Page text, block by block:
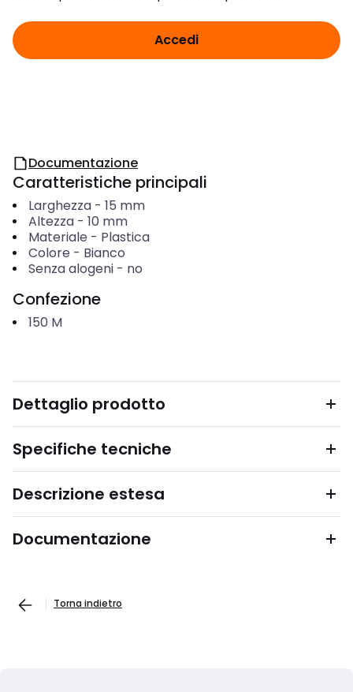
Accedi
Documentazione
Caratteristiche principali
Larghezza- 15 mm
Altezza- 10 mm
Materiale - Plastica
Colore - Bianco
Senza alogeni- no
Confezione
150 M
Dettaglio prodotto
Specifiche tecniche
Descrizione estesa
Documentazione
Torna indietro